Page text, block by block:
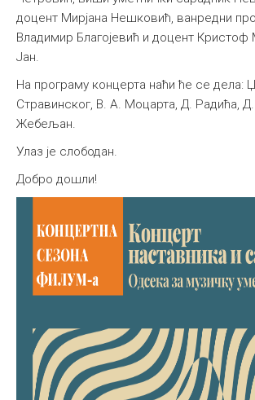
доцент Мирјана Нешковић, ванредни
Владимир Благојевић и доцент
Јан.
На програму концерта наћи ће се дела:
Стравинског, В. А. Моцарта, Д. Радића,
Жебељан.
Улаз је слободан.
Добро дошли!